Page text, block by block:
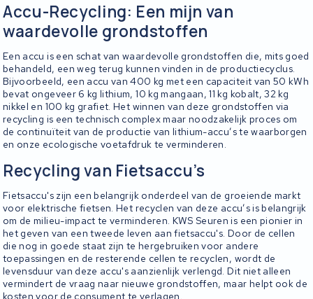
Accu-Recycling: Een mijn van
waardevolle grondstoffen
Een accu is een schat van waardevolle grondstoffen die, mits goed
behandeld, een weg terug kunnen vinden in de productiecyclus.
Bijvoorbeeld, een accu van 400 kg met een capaciteit van 50 kWh
bevat ongeveer 6 kg lithium, 10 kg mangaan, 11 kg kobalt, 32 kg
nikkel en 100 kg grafiet. Het winnen van deze grondstoffen via
recycling is een technisch complex maar noodzakelijk proces om
de continuïteit van de productie van lithium-accu’s te waarborgen
en onze ecologische voetafdruk te verminderen.
Recycling van Fietsaccu’s
Fietsaccu's zijn een belangrijk onderdeel van de groeiende markt
voor elektrische fietsen. Het recyclen van deze accu’s is belangrijk
om de milieu-impact te verminderen. KWS Seuren is een pionier in
het geven van een tweede leven aan fietsaccu's. Door de cellen
die nog in goede staat zijn te hergebruiken voor andere
toepassingen en de resterende cellen te recyclen, wordt de
levensduur van deze accu's aanzienlijk verlengd. Dit niet alleen
vermindert de vraag naar nieuwe grondstoffen, maar helpt ook de
kosten voor de consument te verlagen.